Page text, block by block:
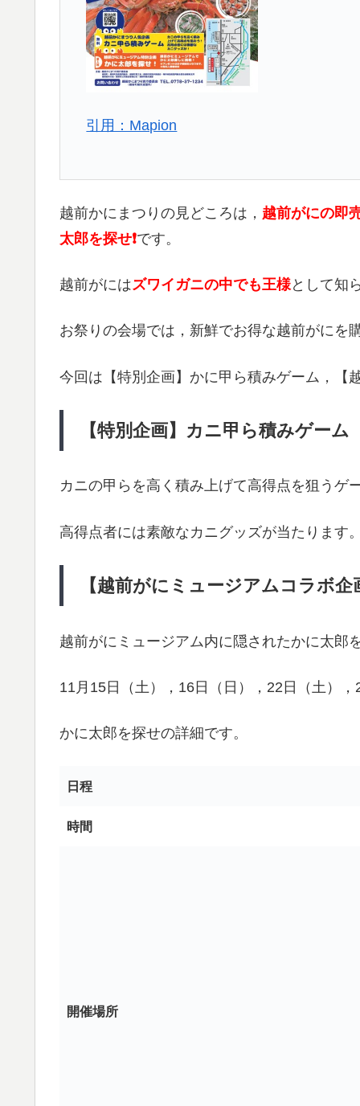
引用：Mapion
越前かにまつりの見どころは， 越前がにの即
太郎を探せ❗️です。
越前がにはズワイガニの中でも王様として知
お祭りの会場では，新鮮でお得な越前がにを
今回は【特別企画】かに甲ら積みゲーム，【
【特別企画】カニ甲ら積みゲーム
カニの甲らを高く積み上げて高得点を狙うゲ
高得点者には素敵なカニグッズが当たります
【越前がにミュージアムコラボ
越前がにミュージアム内に隠されたかに太郎
11月15日（土），16日（日），22日（土）
かに太郎を探せの詳細です。
日程
時間
開催場所